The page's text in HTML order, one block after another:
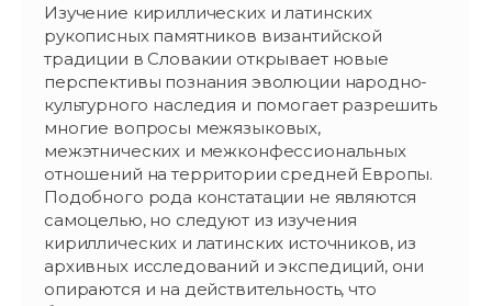
Изучение кириллических и латинских
рукописных памятников византийской
традиции в Словакии открывает новые
перспективы познания эволюции народно-
культурного наследия и помогает разрешить
многие вопросы межязыковых,
межэтнических и межконфессиональных
отношений на территории средней Европы.
Подобного рода констатации не являются
самоцелью, но следуют из изучения
кириллических и латинских источников, из
архивных исследований и экспедиций, они
опираются и на действительность, что